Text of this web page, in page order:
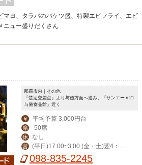
マヨ、タラバのバケツ盛、特製エビフライ、エビ
ニュー盛りだくさん
那覇市内｜その他
『楚辺交差点』より与儀方面へ進み、『サンエーＶ21
与儀食品館』近く
￥ 平均予算 3,000円台
席 50席
休 なし
営
(平日)17:00~3:00 (金・土)翌4：0
0まで098-835-2245